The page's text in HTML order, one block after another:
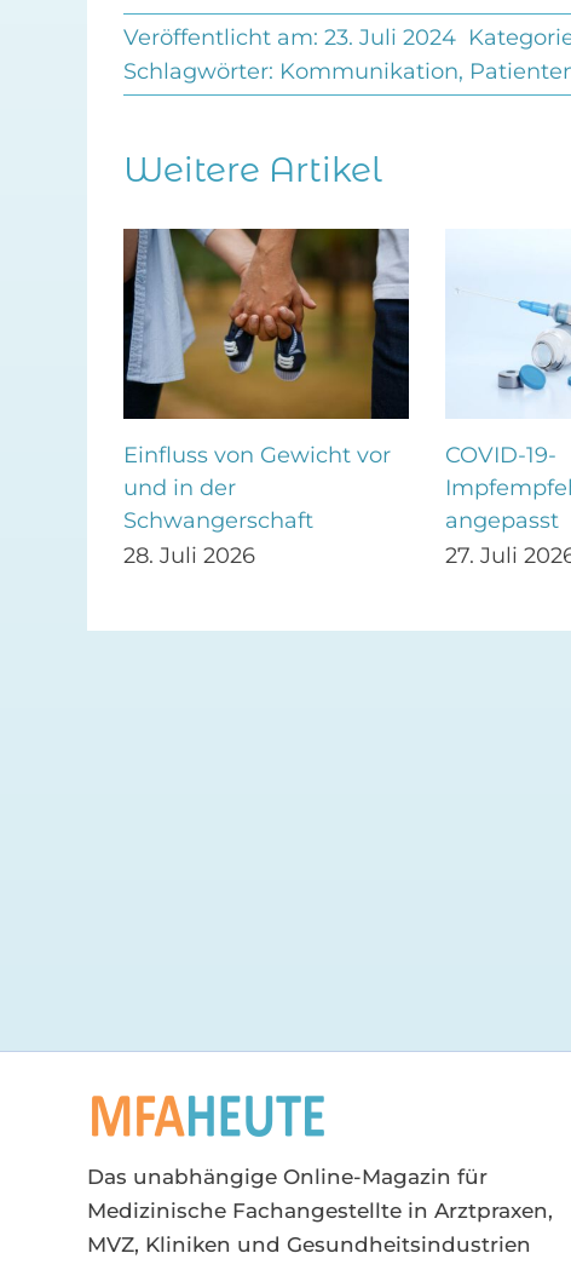
Veröffentlicht am: 23. Juli 2024
Schlagwörter: Kommunikation,
Weitere Artikel
Einfluss von Gewicht vor
und in der
Schwangerschaft
28. Juli 2026
COVID-19-
angepasst
27. Juli
Das unabhängige Online-Magazin für
Medizinische Fachangestellte in Arztpraxen,
MVZ, Kliniken und Gesundheitsindustrien